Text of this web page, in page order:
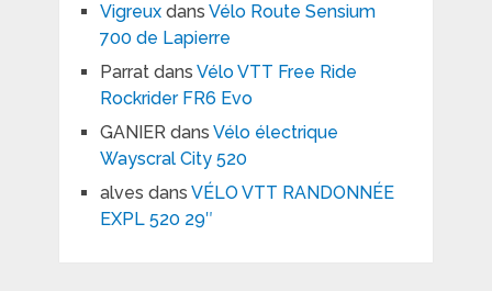
Vigreuxdans Vélo Route Sensium
700 de Lapierre
Parratdans Vélo VTT Free Ride
Rockrider FR6 Evo
GANIERdans Vélo électrique
Wayscral City 520
alves dans VÉLO VTT RANDONNÉE
EXPL 520 29″